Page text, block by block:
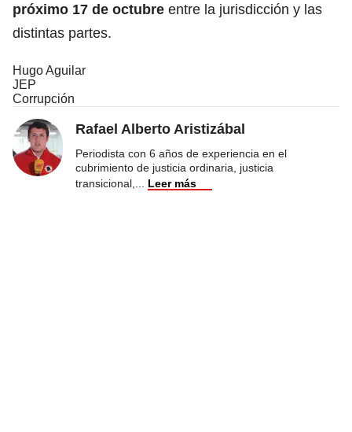
próximo 17 de octubre entre la jurisdicción y las
distintas partes.
Hugo Aguilar
JEP
Corrupción
Rafael Alberto Aristizábal
Periodista con 6 años de experiencia en el
cubrimiento de justicia ordinaria, justicia
transicional,
Leer más